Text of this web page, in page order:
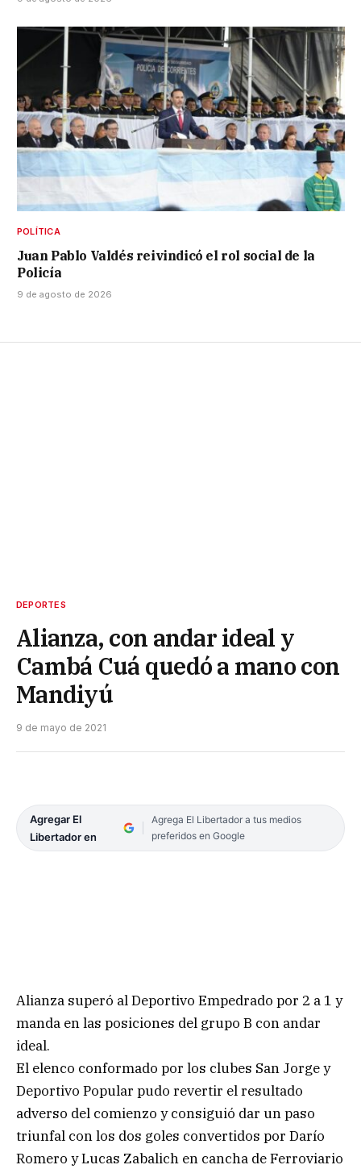
POLÍTICA
Juan Pablo Valdés reivindicó el rol social de la
Policía
9 de agosto de 2026
DEPORTES
Alianza, con andar ideal y
Cambá Cuá quedó a mano con
Mandiyú
9 de mayo de 2021
Agregar El
Libertador en
Agrega El Libertador a tus medios
preferidos en Google
Alianza superó al Deportivo Empedrado por 2 a 1 y
manda en las posiciones del grupo B con andar
ideal.
El elenco conformado por los clubes San Jorge y
Deportivo Popular pudo revertir el resultado
adverso del comienzo y consiguió dar un paso
triunfal con los dos goles convertidos por Darío
Romero y Lucas Zabalich en cancha de Ferroviario